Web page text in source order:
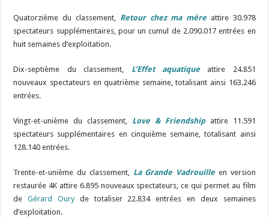
Quatorzième du classement, Retour chez ma mère attire 30.978
spectateurs supplémentaires, pour un cumul de 2.090.017 entrées en
huit semaines d’exploitation.
Dix-septième du classement, L’Effet aquatiqueattire 24.851
nouveaux spectateurs en quatrième semaine, totalisant ainsi 163.246
entrées.
Vingt-et-unième du classement, Love & Friendshipattire 11.591
spectateurs supplémentaires en cinquième semaine, totalisant ainsi
128.140 entrées.
Trente-et-unième du classement, La Grande Vadrouille en version
restaurée 4K attire 6.895 nouveaux spectateurs, ce qui permet au film
deGérard Ouryde totaliser 22.834 entrées en deux semaines
d’exploitation.